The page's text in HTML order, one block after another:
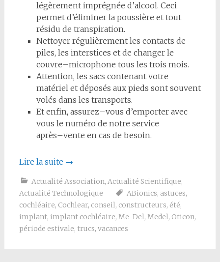
légèrement imprégnée d’alcool. Ceci
permet d’éliminer la poussière et tout
résidu de transpiration.
Nettoyer régulièrement les contacts de
piles, les interstices et de changer le
couvre–microphone tous les trois mois.
Attention, les sacs contenant votre
matériel et déposés aux pieds sont souvent
volés dans les transports.
Et enfin, assurez–vous d’emporter avec
vous le numéro de notre service
après–vente en cas de besoin.
Lire la suite →
Actualité Association, Actualité Scientifique,
Actualité Technologique
ABionics, astuces,
cochléaire, Cochlear, conseil, constructeurs, été,
implant, implant cochléaire, Me-Del, Medel, Oticon,
période estivale, trucs, vacances